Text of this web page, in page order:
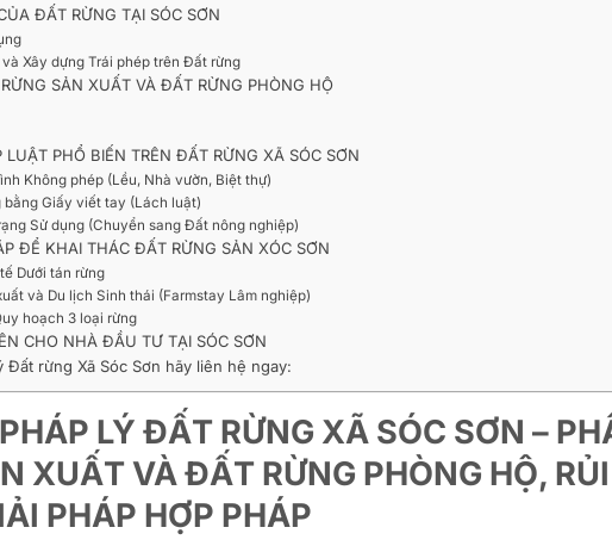
ĐẤT RỪNG TẠI SÓC SƠN
Xây dựng Trái phép trên Đất rừng
SẢN XUẤT VÀ ĐẤT RỪNG PHÒNG HỘ
PHỔ BIẾN TRÊN ĐẤT RỪNG XÃ SÓC SƠN
Không phép (Lều, Nhà vườn, Biệt thự)
Giấy viết tay (Lách luật)
Sử dụng (Chuyển sang Đất nông nghiệp)
ĐỂ KHAI THÁC ĐẤT RỪNG SẢN XÓC SƠN
Dưới tán rừng
và Du lịch Sinh thái (Farmstay Lâm nghiệp)
hoạch 3 loại rừng
CHO NHÀ ĐẦU TƯ TẠI SÓC SƠN
rừng Xã Sóc Sơn hãy liên hệ ngay:
LÝ ĐẤT RỪNG XÃ SÓC SƠN –
XUẤT VÀ ĐẤT RỪNG PHÒNG HỘ, RỦI
PHÁP HỢP PHÁP